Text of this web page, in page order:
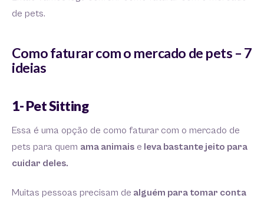
de pets.
Como faturar com o mercado de pets – 7
ideias
1- Pet Sitting
Essa é uma opção de como faturar com o mercado de
pets para quem ama animais e leva bastante jeito para
cuidar deles.
Muitas pessoas precisam de alguém para tomar conta